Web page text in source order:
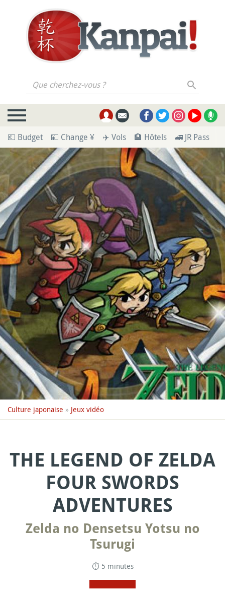
Que cherchez-vous ?
💶 Budget 💴 Change ¥ ✈️ Vols 🏨 Hôtels 🚄 JR Pass
Culture japonaise » Jeux vidéo
THE LEGEND OF ZELDA
FOUR SWORDS
ADVENTURES
Zelda no Densetsu Yotsu no
Tsurugi
⏱ 5 minutes